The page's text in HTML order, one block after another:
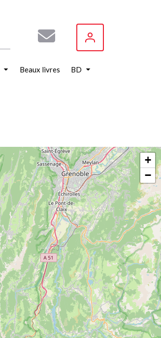
Beaux livres BD
+
−